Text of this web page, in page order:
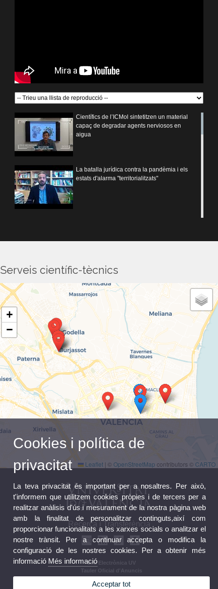
Científics de l’ICMol sintetitzen un material
capaç de degradar agents nerviosos en
aigua
La batalla jurídica contra la pandèmia i els
estats d'alarma "territorialitzats"
neuronal masculí
Un grup internacional d’especialistes revelen
noves i inesperades poblacions de forats
negres
Augmenta la demanda de mesures de
conciliació entre el personal de la UV
El desenvolupament de les àrees rurals com
a espais d’oportunitat postCovid-19
La Covid-19 tindrà un impacte molt gran en la
bretxa de gènere
La Covid-19 tindrà un impacte molt gran en la
bretxa de gènere
La Covid-19 tindrà un impacte molt gran en la
bretxa de gènere
Serveis científic-tècnics
+
−
Leaflet | © OpenStreetMap contributors © CARTO
Recerca i Transferència
Seu Electrònica UV
Tauler Oficial d'Anuncis
Registre General
Normativa
Cookies i política de
privacitat
La teva privacitat és important per a nosaltres. Per això,
t'informem que utilitzem cookies pròpies i de tercers per a
realitzar anàlisis d'ús i mesurament de la nostra pàgina web
amb la finalitat de personalitzar continguts,així com
proporcionar funcionalitats a les xarxes socials o analitzar el
nostre trànsit. Per a continuar accepta o modifica la
configuració de les nostres cookies. Per a obtenir més
informació Més informació
Acceptar tot